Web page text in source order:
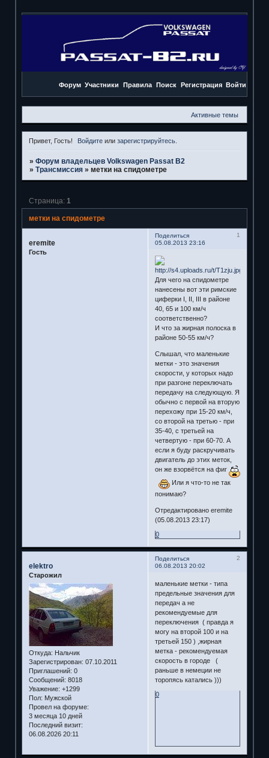
Форум Участники Правила Поиск Регистрация Войти
Активные темы
Привет, Гость! Войдите илизарегистрируйтесь
» Форум владельцев Volkswagen Passat B2
» Трансмиссия » метки на спидометре
метки на спидометре
Страница: 1
Поделиться
1
05.08.2013 23:16
eremite
Гость
Для чего на спидометре
нанесены вот эти римские
циферки I, II, III в районе
40, 65 и 100 км/ч
соответственно?
И что за жирная полоска в
районе 50-55 км/ч?
Слышал, что маленькие
метки - это значения
скорости, у которых надо
при разгоне переключать
передачу на следующую. Я
обычно с первой на вторую
перехожу при 15-20 км/ч,
со второй на третью - при
35-40, с третьей на
четвертую - при 60-70. А
если я буду раскручивать
двигатель до этих меток,
он же взорвётся на фиг
Или я что-то не так
понимаю?
Отредактировано eremite
(05.08.2013 23:17)
0
Поделиться
2
06.08.2013 20:02
elektro
Старожил
Откуда: Нальчик
Зарегистрирован: 07.10.2011
Приглашений: 0
Сообщений: 8018
Уважение: +1299
Пол: Мужской
Провел на форуме:
3 месяца 10 дней
Последний визит:
06.08.2026 20:11
маленькие метки - типа
предельные значения для
передач а не
рекомендуемые для
переключения ( правда я
могу на второй 100 и на
третьей 150 ) ,жирная
метка - рекомендуемая
скорость в городе (
раньше в немеции не
торопясь катались )))
0